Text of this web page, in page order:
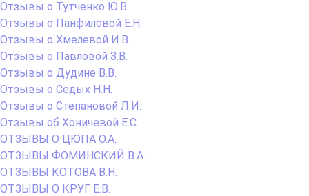
Отзывы о Тутченко Ю.В.
Отзывы о Панфиловой Е.Н.
Отзывы о Хмелевой И.В.
Отзывы о Павловой З.В.
Отзывы о Дудине В.В.
Отзывы о Седых Н.Н.
Отзывы о Степановой Л.И.
Отзывы об Хоничевой Е.С.
ОТЗЫВЫ О ЦЮПА О.А.
ОТЗЫВЫ ФОМИНСКИЙ В.А.
ОТЗЫВЫ КОТОВА В.Н.
ОТЗЫВЫ О КРУГ Е.В.